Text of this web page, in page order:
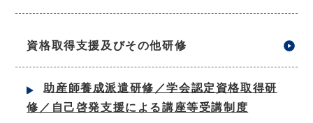
資格取得支援及びその他研修
助産師養成派遣研修／学会認定資格取得研
修／自己啓発支援による講座等受講制度